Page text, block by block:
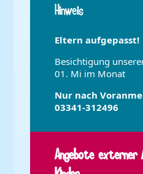
Hinweis
Eltern aufgepasst!
Besichtigung
01. Mi im Monat
Nur nach
03341-312496
Angebote